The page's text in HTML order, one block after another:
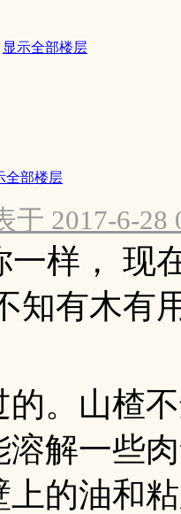
显示全部楼层
全部楼层
于 2017-6-28
一样， 现
知有木有
的。山楂
溶解一些
上的油和